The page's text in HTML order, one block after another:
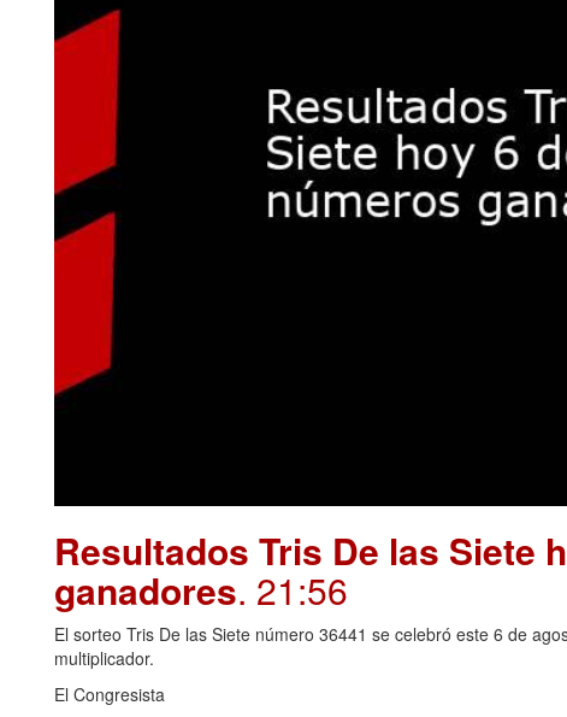
Resultados Tris De las Siete
ganadores. 21:56
El sorteo Tris De las Siete número 36441 se celebró este 6 de
multiplicador.
El Congresista